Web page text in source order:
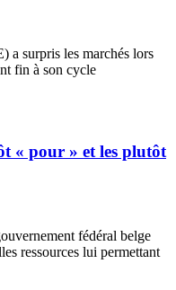
a surpris les marchés lors
fin à son cycle
« pour » et les plutôt
fédéral belge
ressources lui permettant